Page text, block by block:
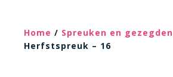
Home / Spreuken en gezegden
Herfstspreuk – 16